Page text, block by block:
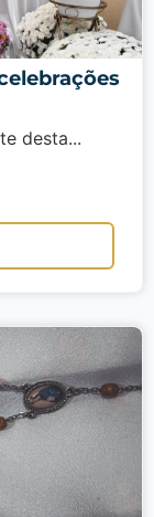
desta...